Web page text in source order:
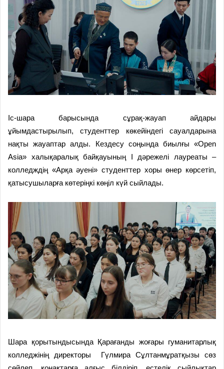
Іс-шара барысында сұрақ-жауап айдары
ұйымдастырылып, студенттер көкейіндегі сауалдарына
нақты жауаптар алды. Кездесу соңында биылғы «Open
Asia» халықаралық байқауының І дәрежелі лауреаты –
колледждің «Арқа әуені» студенттер хоры өнер көрсетіп,
қатысушыларға көтеріңкі көңіл күй сыйлады.
Шара қорытындысында Қарағанды жоғары гуманитарлық
колледжінің директоры Гүлмира Сұлтанмұратқызы сөз